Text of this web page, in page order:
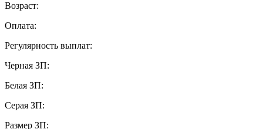
Возраст:
Оплата:
Регулярность выплат:
Черная ЗП:
Белая ЗП:
Серая ЗП:
Размер ЗП: